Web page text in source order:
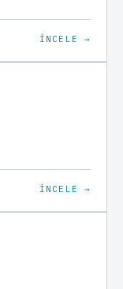
İNCELE →
İNCELE →